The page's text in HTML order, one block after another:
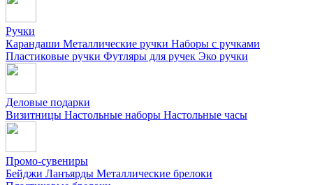
Ручки
Карандаши Металлические ручки Наборы с ручками
Пластиковые ручки Футляры для ручек Эко ручки
Деловые подарки
Визитницы Настольные наборы Настольные часы
Промо-сувениры
Бейджи Ланъярды Металлические брелоки